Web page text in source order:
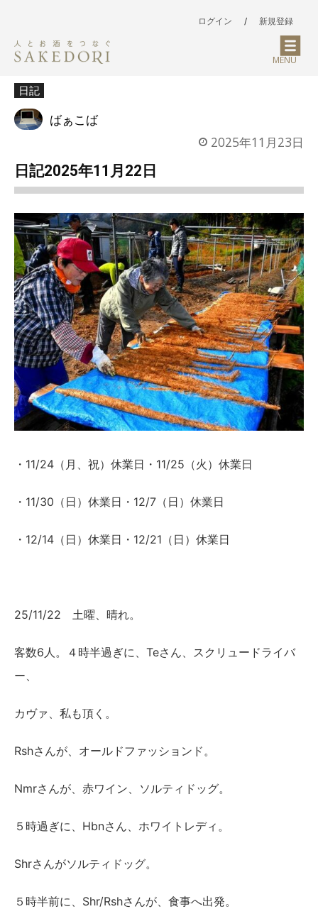
ログイン / 新規登録
MENU
日記
ばぁこば
2025年11月23日
日記2025年11月22日
・11/24（月、祝）休業日・11/25（火）休業日
・11/30（日）休業日・12/7（日）休業日
・12/14（日）休業日・12/21（日）休業日
25/11/22 土曜、晴れ。
客数6人。４時半過ぎに、Teさん、スクリュードライバ
ー、
カヴァ、私も頂く。
Rshさんが、オールドファッションド。
Nmrさんが、赤ワイン、ソルティドッグ。
５時過ぎに、Hbnさん、ホワイトレディ。
Shrさんがソルティドッグ。
５時半前に、Shr/Rshさんが、食事へ出発。